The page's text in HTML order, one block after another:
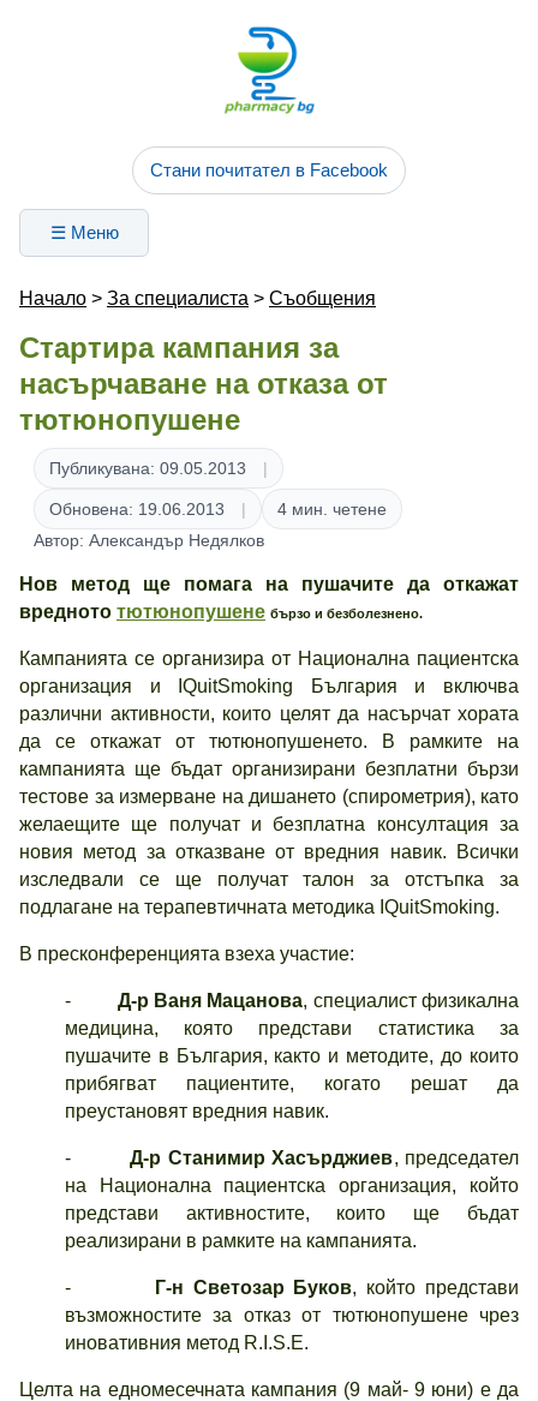
Стани почитател в Facebook
☰ Меню
Начало > За специалиста > Съобщения
Стартира кампания за
насърчаване на отказа от
тютюнопушене
Публикувана: 09.05.2013
Обновена: 19.06.2013
4 мин. четене
Автор: Александър Недялков
Нов метод ще помага на пушачите да откажат
вредното тютюнопушене бързо и безболезнено.
Кампанията се организира от Национална пациентска
организация и IQuitSmoking България и включва
различни активности, които целят да насърчат хората
да се откажат от тютюнопушенето. В рамките на
кампанията ще бъдат организирани безплатни бързи
тестове за измерване на дишането (спирометрия), като
желаещите ще получат и безплатна консултация за
новия метод за отказване от вредния навик. Всички
изследвали се ще получат талон за отстъпка за
подлагане на терапевтичната методика IQuitSmoking.
В пресконференцията взеха участие:
- Д-р Ваня Мацанова, специалист физикална
медицина, която представи статистика за
пушачите в България, както и методите, до които
прибягват пациентите, когато решат да
преустановят вредния навик.
-Д-р Станимир Хасърджиев, председател
на Национална пациентска организация, който
представи активностите, които ще бъдат
реализирани в рамките на кампанията.
- Г-н Светозар Буков, който представи
възможностите за отказ от тютюнопушене чрез
иновативния метод R.I.S.E.
Целта на едномесечната кампания (9 май- 9 юни) е да